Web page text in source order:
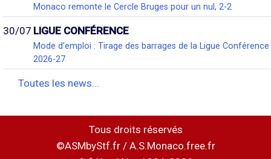
Monaco remonte le Cercle Bruges pour un nul, 2-2
30/07 LIGUE CONFÉRENCE
Mode d'emploi : Tirage des barrages de la Ligue Conférence
2026-27
Toutes les news...
Tous droits réservés
©ASMbyStf.fr / A.S.Monaco.free.fr